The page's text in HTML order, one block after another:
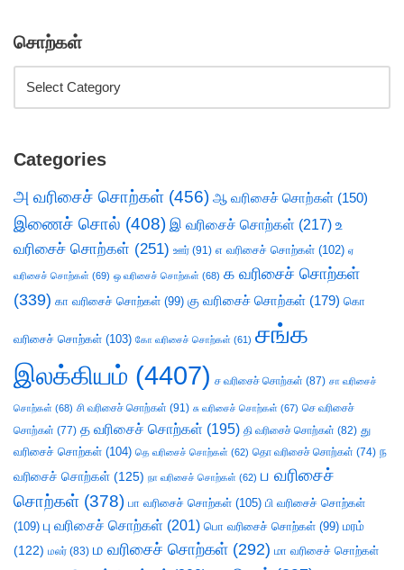
சொற்கள்
Categories
அ வரிசைச் சொற்கள் (456) ஆ வரிசைச் சொற்கள் (150)
இணைச் சொல் (408) இ வரிசைச் சொற்கள் (217) உ
வரிசைச் சொற்கள் (251) ஊர் (91) எ வரிசைச் சொற்கள் (102) ஏ
வரிசைச் சொற்கள் (69) ஒ வரிசைச் சொற்கள் (68) க வரிசைச் சொற்கள்
(339) கா வரிசைச் சொற்கள் (99) கு வரிசைச் சொற்கள் (179) கொ
வரிசைச் சொற்கள் (103) கோ வரிசைச் சொற்கள் (61) சங்க
இலக்கியம் (4407) ச வரிசைச் சொற்கள் (87) சா வரிசைச்
சொற்கள் (68) சி வரிசைச் சொற்கள் (91) சு வரிசைச் சொற்கள் (67) செ வரிசைச்
சொற்கள் (77) த வரிசைச் சொற்கள் (195) தி வரிசைச் சொற்கள் (82) து
வரிசைச் சொற்கள் (104) தெ வரிசைச் சொற்கள் (62) தொ வரிசைச் சொற்கள் (74) ந
வரிசைச் சொற்கள் (125) நா வரிசைச் சொற்கள் (62) ப வரிசைச்
சொற்கள் (378) பா வரிசைச் சொற்கள் (105) பி வரிசைச் சொற்கள்
(109) பு வரிசைச் சொற்கள் (201) பொ வரிசைச் சொற்கள் (99) மரம்
(122) மலர் (83) ம வரிசைச் சொற்கள் (292) மா வரிசைச் சொற்கள்